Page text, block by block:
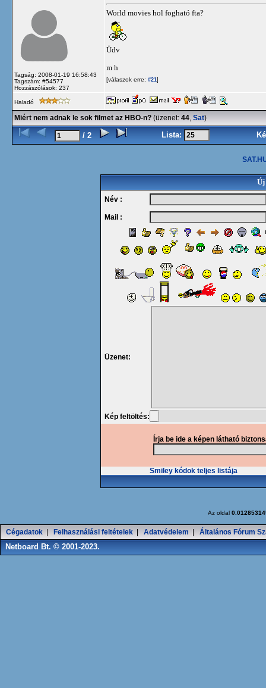
Tagság: 2008-01-19 16:58:43
Tagszám: #54577
Hozzászólások: 237
World movies hol fogható fta?
Üdv
m h
[válaszok erre: #21]
Haladó
Miért nem adnak le sok filmet az HBO-n? (üzenet: 44, Sat)
/ 2 Lista:
Új
Név :
Mail :
Üzenet:
Kép feltöltés:
Írja be ide a képen látható
Smiley kódok teljes listája
Az oldal
Cégadatok Felhasználási feltételek Adatvédelem Általános Fórum
Netboard Bt. © 2001-2023.